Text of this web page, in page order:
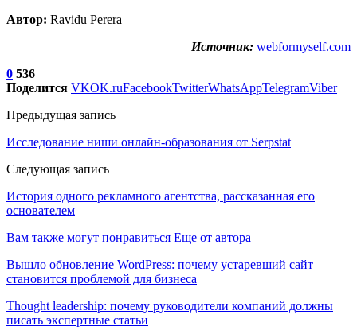
Автор: Ravidu Perera
Источник: webformyself.com
0 536
Поделится VKOK.ruFacebookTwitterWhatsAppTelegramViber
Предыдущая запись
Исследование ниши онлайн-образования от Serpstat
Следующая запись
История одного рекламного агентства, рассказанная его
основателем
Вам также могут понравиться Еще от автора
Вышло обновление WordPress: почему устаревший сайт
становится проблемой для бизнеса
Thought leadership: почему руководители компаний должны
писать экспертные статьи